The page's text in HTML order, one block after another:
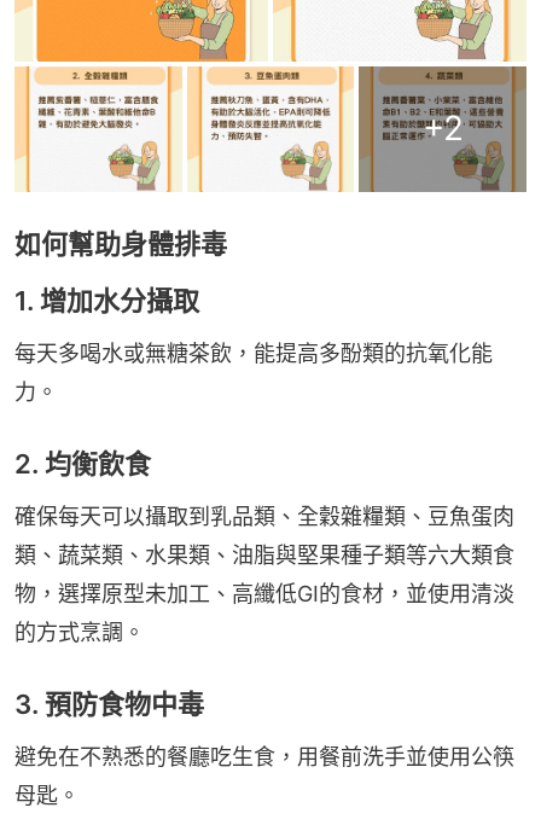
+2
如何幫助身體排毒
1. 增加水分攝取
每天多喝水或無糖茶飲，能提高多酚類的抗氧化能
力。
2. 均衡飲食
確保每天可以攝取到乳品類、全穀雜糧類、豆魚蛋肉
類、蔬菜類、水果類、油脂與堅果種子類等六大類食
物，選擇原型未加工、高纖低GI的食材，並使用清淡
的方式烹調。
3. 預防食物中毒
避免在不熟悉的餐廳吃生食，用餐前洗手並使用公筷
母匙。